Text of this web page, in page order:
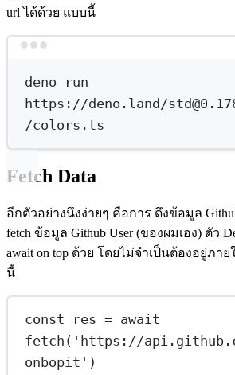
url ได้ด้วย แบบนี้
deno
run
https://deno.land/
/colors.ts
Fetch Data
อีกตัวอย่างนึงง่ายๆ คือการ ดึงข้อมูล
fetch ข้อมูล Github User (ของผมเอง) ตัว
await on top ด้วย โดยไม่จำเป็นต้องอยู่ภาย
นี้
const res = await
fetch ( 'https://
onbopit' )